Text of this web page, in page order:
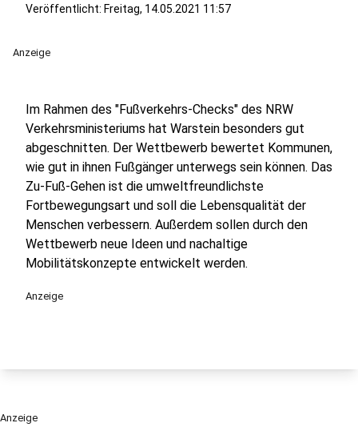
Veröffentlicht: Freitag, 14.05.2021 11:57
Anzeige
Im Rahmen des "Fußverkehrs-Checks" des NRW
Verkehrsministeriums hat Warstein besonders gut
abgeschnitten. Der Wettbewerb bewertet Kommunen,
wie gut in ihnen Fußgänger unterwegs sein können. Das
Zu-Fuß-Gehen ist die umweltfreundlichste
Fortbewegungsart und soll die Lebensqualität der
Menschen verbessern. Außerdem sollen durch den
Wettbewerb neue Ideen und nachaltige
Mobilitätskonzepte entwickelt werden.
Anzeige
Anzeige